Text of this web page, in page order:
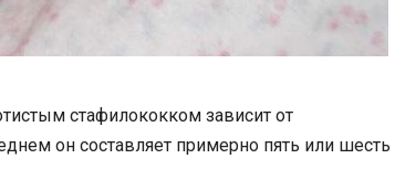
стафилококком зависит от
он составляет примерно пять или шесть